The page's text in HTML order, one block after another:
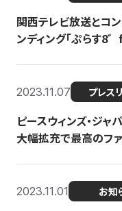
関西テレビ放送とコ
ンディング「ぷらす8
2023.11.07 プレス
ピースウィンズ・ジ
大幅拡充で最高のフ
2023.11.01 お知